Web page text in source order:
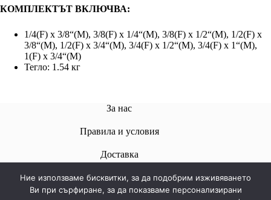
КОМПЛЕКТЪТ ВКЛЮЧВА:
1/4(F) x 3/8“(M), 3/8(F) x 1/4“(M), 3/8(F) x 1/2“(M), 1/2(F) x
3/8“(M), 1/2(F) x 3/4“(M), 3/4(F) x 1/2“(M), 3/4(F) x 1“(M),
1(F) x 3/4“(M)
Тегло: 1.54 кг
За нас
Правила и условия
Доставкa
Ние използваме бисквитки, за да подобрим изживяването
Ви при сърфиране, за да показваме персонализирани